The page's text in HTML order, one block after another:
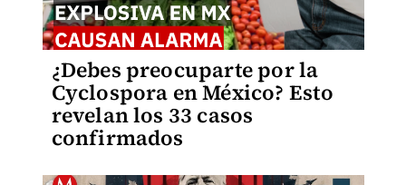
¿Debes preocuparte por la
Cyclospora en México? Esto
revelan los 33 casos
confirmados